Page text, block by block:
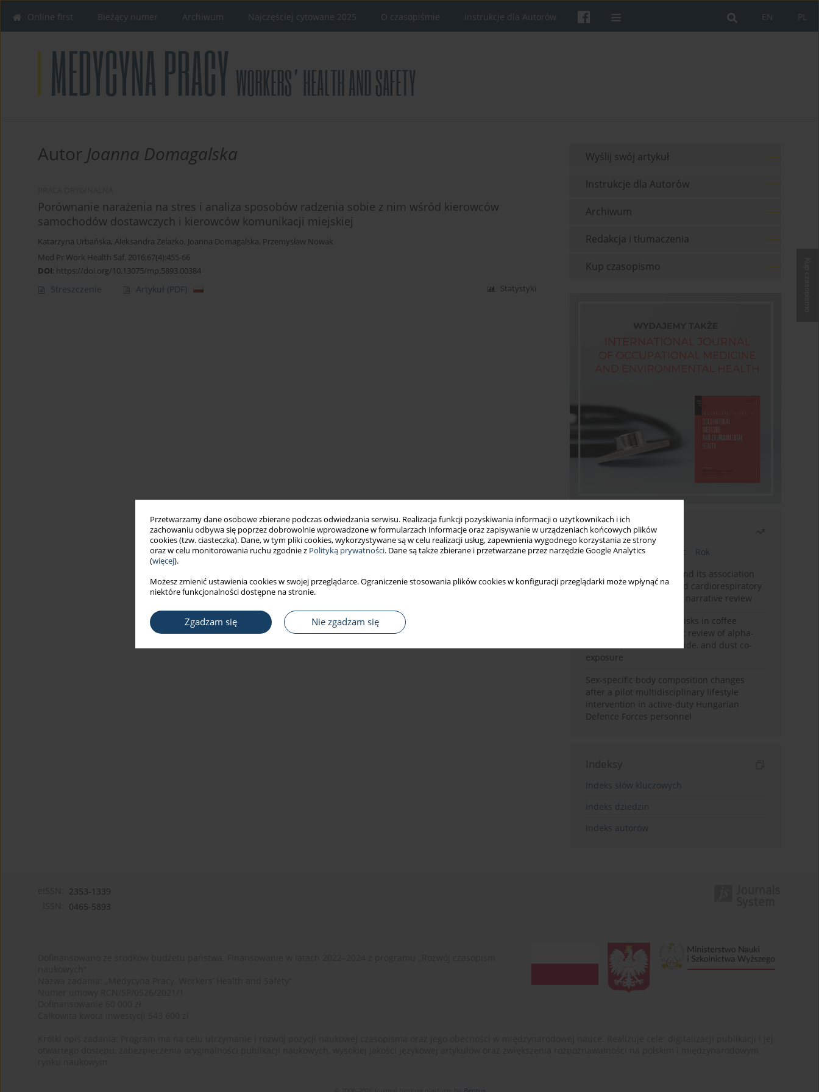
Przetwarzamy dane osobowe zbierane podczas odwiedzania serwisu. Realizacja funkcji pozyskiwania informacji o użytkownikach i ich
zachowaniu odbywa się poprzez dobrowolnie wprowadzone w formularzach informacje oraz zapisywanie w urządzeniach końcowych plików
cookies (tzw. ciasteczka). Dane, w tym pliki cookies, wykorzystywane są w celu realizacji usług, zapewnienia wygodnego korzystania ze strony
oraz w celu monitorowania ruchu zgodnie z Polityką prywatności. Dane są także zbierane i przetwarzane przez narzędzie Google Analytics
(więcej).
Możesz zmienić ustawienia cookies w swojej przeglądarce. Ograniczenie stosowania plików cookies w konfiguracji przeglądarki może wpłynąć na
niektóre funkcjonalności dostępne na stronie.
Zgadzam się Nie zgadzam się
PL
EN
Online first Bieżący numer Archiwum Najczęściej cytowane 2025 O czasopiśmie Instrukcje dla Autorów
Autor Joanna Domagalska
Porównanie narażenia na stres i analiza sposobów radzenia sobie z nim wśród kierowców
samochodów dostawczych i kierowców komunikacji miejskiej
Katarzyna Urbańska, Aleksandra Żelazko, Joanna Domagalska, Przemysław Nowak
Med Pr Work Health Saf. 2016;67(4):455-66
DOI: https://doi.org/10.13075/mp.5893.00384
Streszczenie Artykuł (PDF) Statystyki
Wyślij swój artykuł
Instrukcje dla Autorów
Archiwum
Redakcja i tłumaczenia
Kup czasopismo
Najczęściej czytane
Bieżący numer Miesiąc
Rok
Occupational burnout and its association
with physical activity and cardiorespiratory
fitness among nurses: a narrative review
Synergistic respiratory risks in coffee
processing: a systematic review of alpha-
diketone, carbon monoxide, and dust co-
exposure
Sex-specific body composition changes
after a pilot multidisciplinary lifestyle
intervention in active-duty Hungarian
Defence Forces personnel
Indeksy
Indeks słów kluczowych
Indeks dziedzin
Indeks autorów
2353-1339
0465-5893